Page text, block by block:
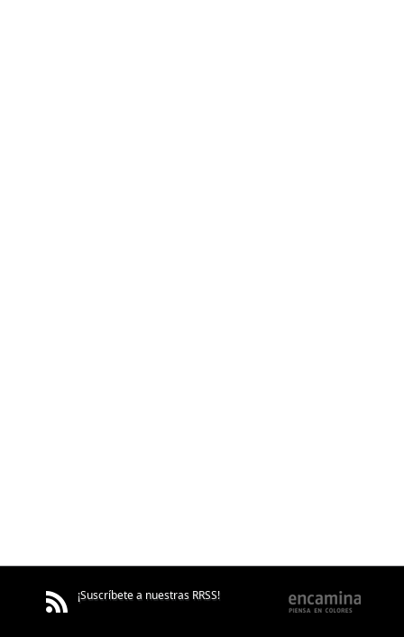
¡Suscríbete a nuestras RRSS!